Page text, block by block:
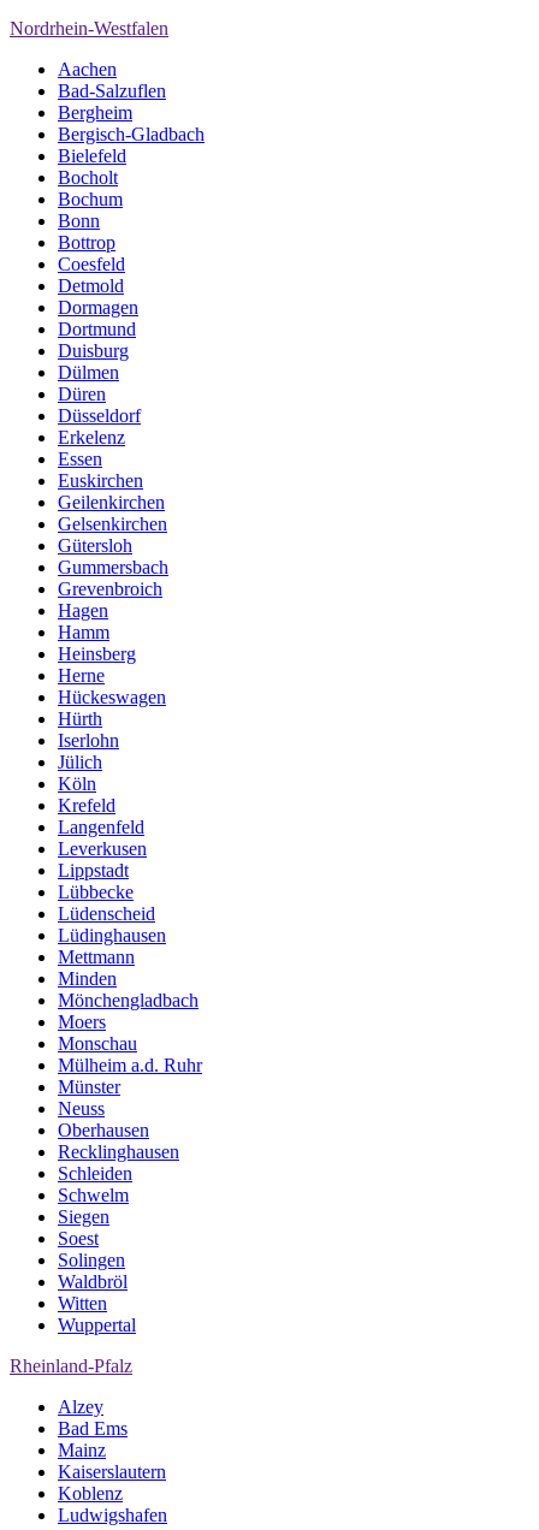
Nordrhein-Westfalen
Aachen
Bad-Salzuflen
Bergheim
Bergisch-Gladbach
Bielefeld
Bocholt
Bochum
Bonn
Bottrop
Coesfeld
Detmold
Dormagen
Dortmund
Duisburg
Dülmen
Düren
Düsseldorf
Erkelenz
Essen
Euskirchen
Geilenkirchen
Gelsenkirchen
Gütersloh
Gummersbach
Grevenbroich
Hagen
Hamm
Heinsberg
Herne
Hückeswagen
Hürth
Iserlohn
Jülich
Köln
Krefeld
Langenfeld
Leverkusen
Lippstadt
Lübbecke
Lüdenscheid
Lüdinghausen
Mettmann
Minden
Mönchengladbach
Moers
Monschau
Mülheim a.d. Ruhr
Münster
Neuss
Oberhausen
Recklinghausen
Schleiden
Schwelm
Siegen
Soest
Solingen
Waldbröl
Witten
Wuppertal
Rheinland-Pfalz
Alzey
Bad Ems
Mainz
Kaiserslautern
Koblenz
Ludwigshafen